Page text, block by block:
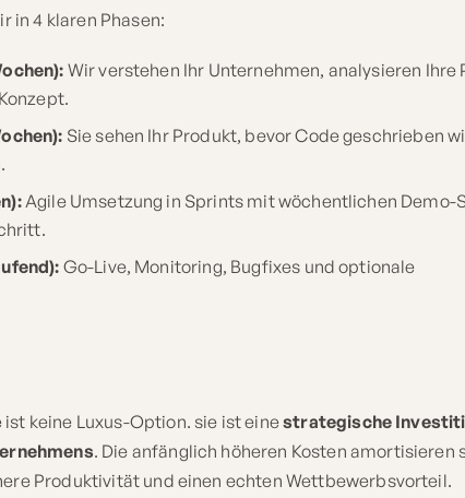
in 4 klaren Phasen:
Wir verstehen Ihr Unternehmen, analysieren Ihre
Sie sehen Ihr Produkt, bevor Code geschrieben
Agile Umsetzung in Sprints mit wöchentlichen Demo-
Go-Live, Monitoring, Bugfixes und optionale
keine Luxus-Option. sie ist einestrategische
. Die anfänglich höheren Kosten amortisieren
Produktivität und einen echten Wettbewerbsvorteil.